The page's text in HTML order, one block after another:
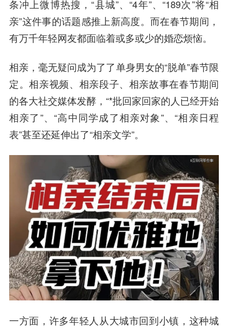
条冲上微博热搜，“县城”、“4年”、“189次”将“相
亲”这件事的话题感推上新高度。而在春节期间，
有万千年轻网友都面临着或多或少的婚恋烦恼。
相亲，毫无疑问成为了了单身男女的“脱单”春节限
定。相亲视频、相亲段子、相亲故事在春节期间
的各大社交媒体发酵，“*批回家回家的人已经开始
相亲了”、“高中同学成了相亲对象”、“相亲日程
表”甚至还延伸出了“相亲文学”。
一方面，许多年轻人从大城市回到小镇，这种城